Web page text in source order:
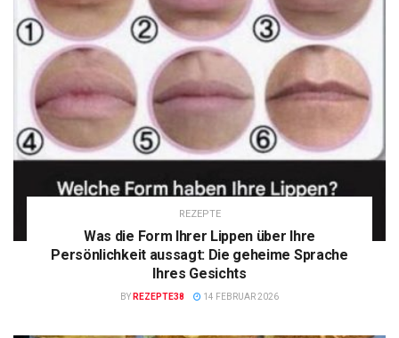
REZEPTE
Was die Form Ihrer Lippen über Ihre
Persönlichkeit aussagt: Die geheime Sprache
Ihres Gesichts
BY REZEPTE38 14 FEBRUAR 2026